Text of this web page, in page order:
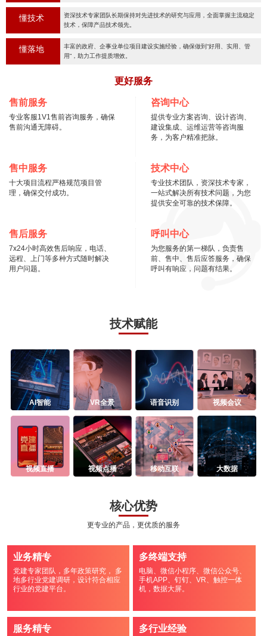
懂技术
资深技术专家团队长期保持对先进技术的研究与应用，全面掌握主流稳定
技术，保障产品技术领先。
懂落地
丰富的政府、企事业单位项目建设实施经验，确保做到“好用、实用、管
用“，助力工作提质增效。
更好服务
售前服务
专业客服1V1售前咨询服务，确保
售前沟通无障碍。
咨询中心
提供专业方案咨询、设计咨询、
建设集成、运维运营等咨询服
务，为客户精准把脉。
售中服务
十大项目流程严格规范项目管
理，确保交付成功。
技术中心
专业技术团队，资深技术专家，
一站式解决所有技术问题，为您
提供安全可靠的技术保障。
售后服务
7x24小时高效售后响应，电话、
远程、上门等多种方式随时解决
用户问题。
呼叫中心
为您服务的第一梯队，负责售
前、售中、售后应答服务，确保
呼叫有响应，问题有结果。
技术赋能
AI智能 VR全景 语音识别 视频会议
视频直播 视频点播 移动互联 大数据
核心优势
更专业的产品，更优质的服务
业务精专
党建专家团队，多年政策研究， 多
地多行业党建调研，设计符合相应
行业的党建平台。
多终端支持
电脑、微信小程序、微信公众号、
手机APP、钉钉、VR、触控一体
机，数据大屏。
服务精专 多行业经验